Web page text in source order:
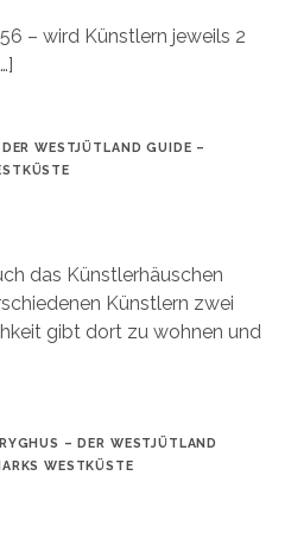
– wird Künstlern jeweils 2
WESTJÜTLAND GUIDE –
das Künstlerhäuschen
Künstlern zwei
gibt dort zu wohnen und
– DER WESTJÜTLAND
WESTKÜSTE